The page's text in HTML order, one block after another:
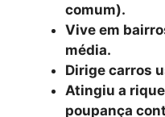
comum).
Vive em
média.
Dirige carros
Atingiu a
poupança